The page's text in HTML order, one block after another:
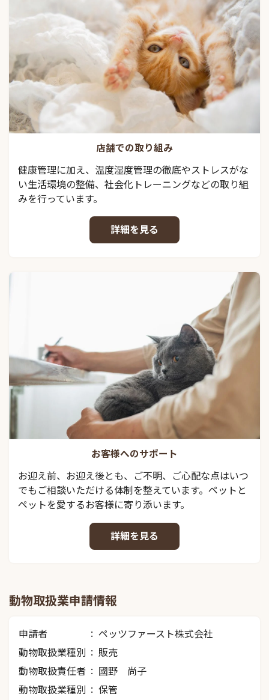
店舗での取り組み
健康管理に加え、温度湿度管理の徹底やストレスがな
い生活環境の整備、社会化トレーニングなどの取り組
みを行っています。
詳細を見る
お客様へのサポート
お迎え前、お迎え後とも、ご不明、ご心配な点はいつ
でもご相談いただける体制を整えています。ペットと
ペットを愛するお客様に寄り添います。
詳細を見る
動物取扱業申請情報
申請者
ペッツファースト株式会社
動物取扱業種別
販売
動物取扱責任者
國野 尚子
動物取扱業種別
保管